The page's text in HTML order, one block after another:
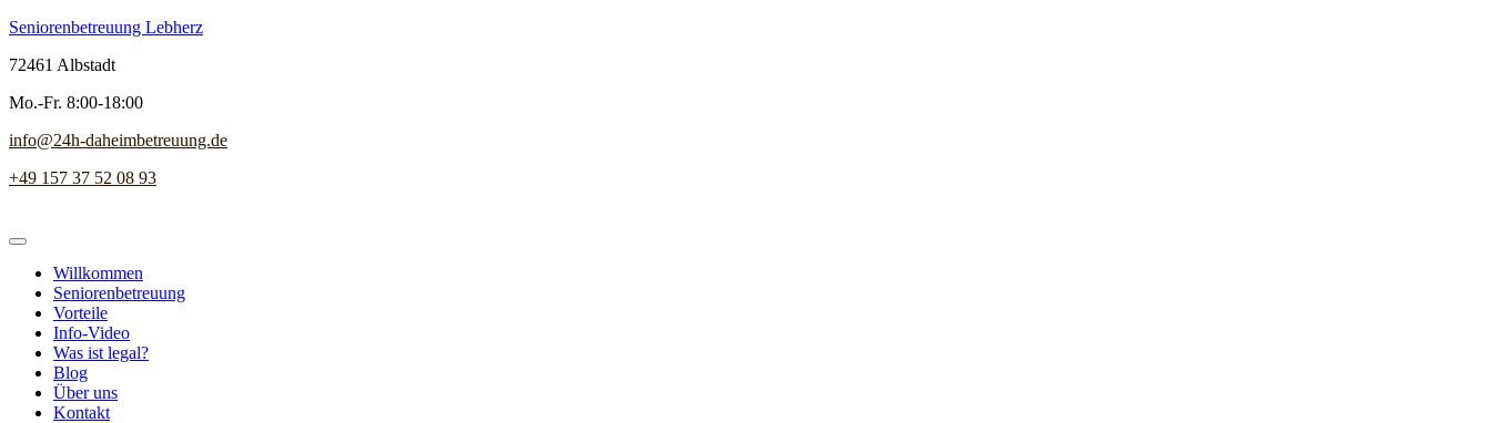
Seniorenbetreuung Lebherz
72461 Albstadt
Mo.-Fr. 8:00-18:00
info@24h-daheimbetreuung.de
+49 157 37 52 08 93
Willkommen
Seniorenbetreuung
Vorteile
Info-Video
Was ist legal?
Blog
Über uns
Kontakt